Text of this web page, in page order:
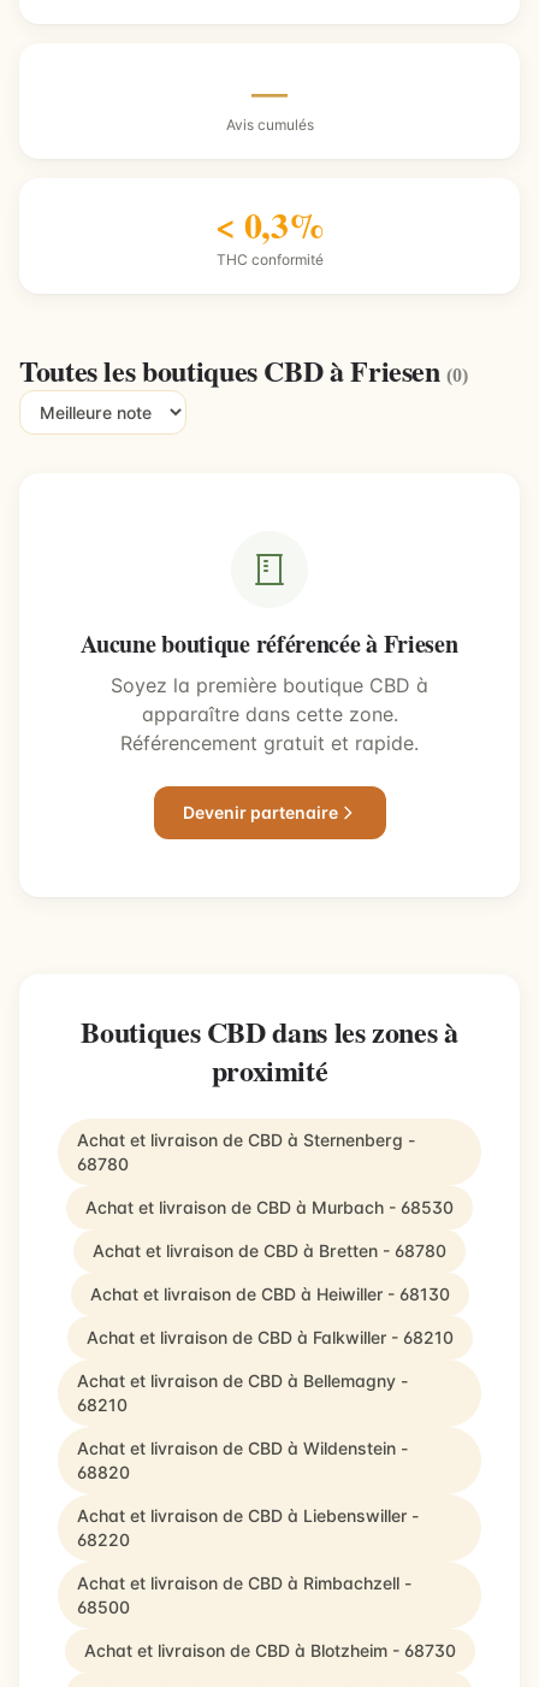
—
Avis cumulés
< 0,3%
THC conformité
Toutes les boutiques CBD à Friesen(0)
Aucune boutique référencée à Friesen
Soyez la première boutique CBD à
apparaître dans cette zone.
Référencement gratuit et rapide.
Devenir partenaire
Boutiques CBD dans les zones à
proximité
Achat et livraison de CBD à Sternenberg -
68780
Achat et livraison de CBD à Murbach - 68530
Achat et livraison de CBD à Bretten - 68780
Achat et livraison de CBD à Heiwiller - 68130
Achat et livraison de CBD à Falkwiller - 68210
Achat et livraison de CBD à Bellemagny -
68210
Achat et livraison de CBD à Wildenstein -
68820
Achat et livraison de CBD à Liebenswiller -
68220
Achat et livraison de CBD à Rimbachzell -
68500
Achat et livraison de CBD à Blotzheim - 68730